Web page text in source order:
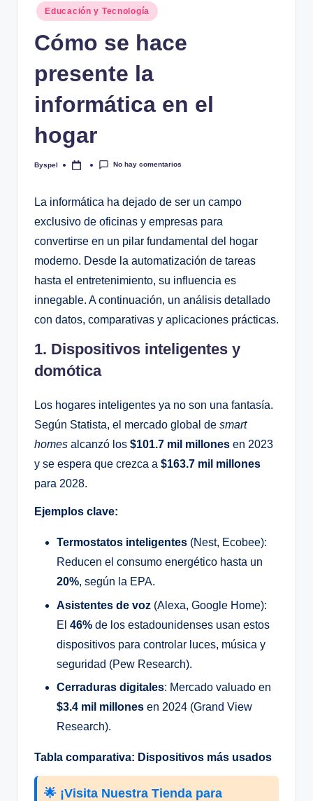
Publicado
en
Educación y Tecnología
Cómo se hace
presente la
informática en el
hogar
Publicado
Byspel No hay comentarios
La informática ha dejado de ser un campo
exclusivo de oficinas y empresas para
convertirse en un pilar fundamental del hogar
moderno. Desde la automatización de tareas
hasta el entretenimiento, su influencia es
innegable. A continuación, un análisis detallado
con datos, comparativas y aplicaciones prácticas.
1. Dispositivos inteligentes y
domótica
Los hogares inteligentes ya no son una fantasía.
Según Statista, el mercado global de smart
homes alcanzó los $101.7 mil millones en 2023
y se espera que crezca a $163.7 mil millones
para 2028.
Ejemplos clave:
Termostatos inteligentes (Nest, Ecobee):
Reducen el consumo energético hasta un
20%, según la EPA.
Asistentes de voz (Alexa, Google Home):
El 46% de los estadounidenses usan estos
dispositivos para controlar luces, música y
seguridad (Pew Research).
Cerraduras digitales: Mercado valuado en
$3.4 mil millones en 2024 (Grand View
Research).
Tabla comparativa: Dispositivos más usados
🌟 ¡Visita Nuestra Tienda para